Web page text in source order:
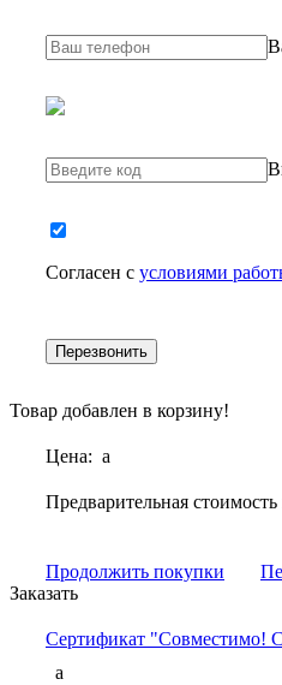
Согласен с условиями
Товар добавлен в корзину!
Цена: a
Предварительная
Продолжить покупки
Заказать
Сертификат "Совместимо!
a